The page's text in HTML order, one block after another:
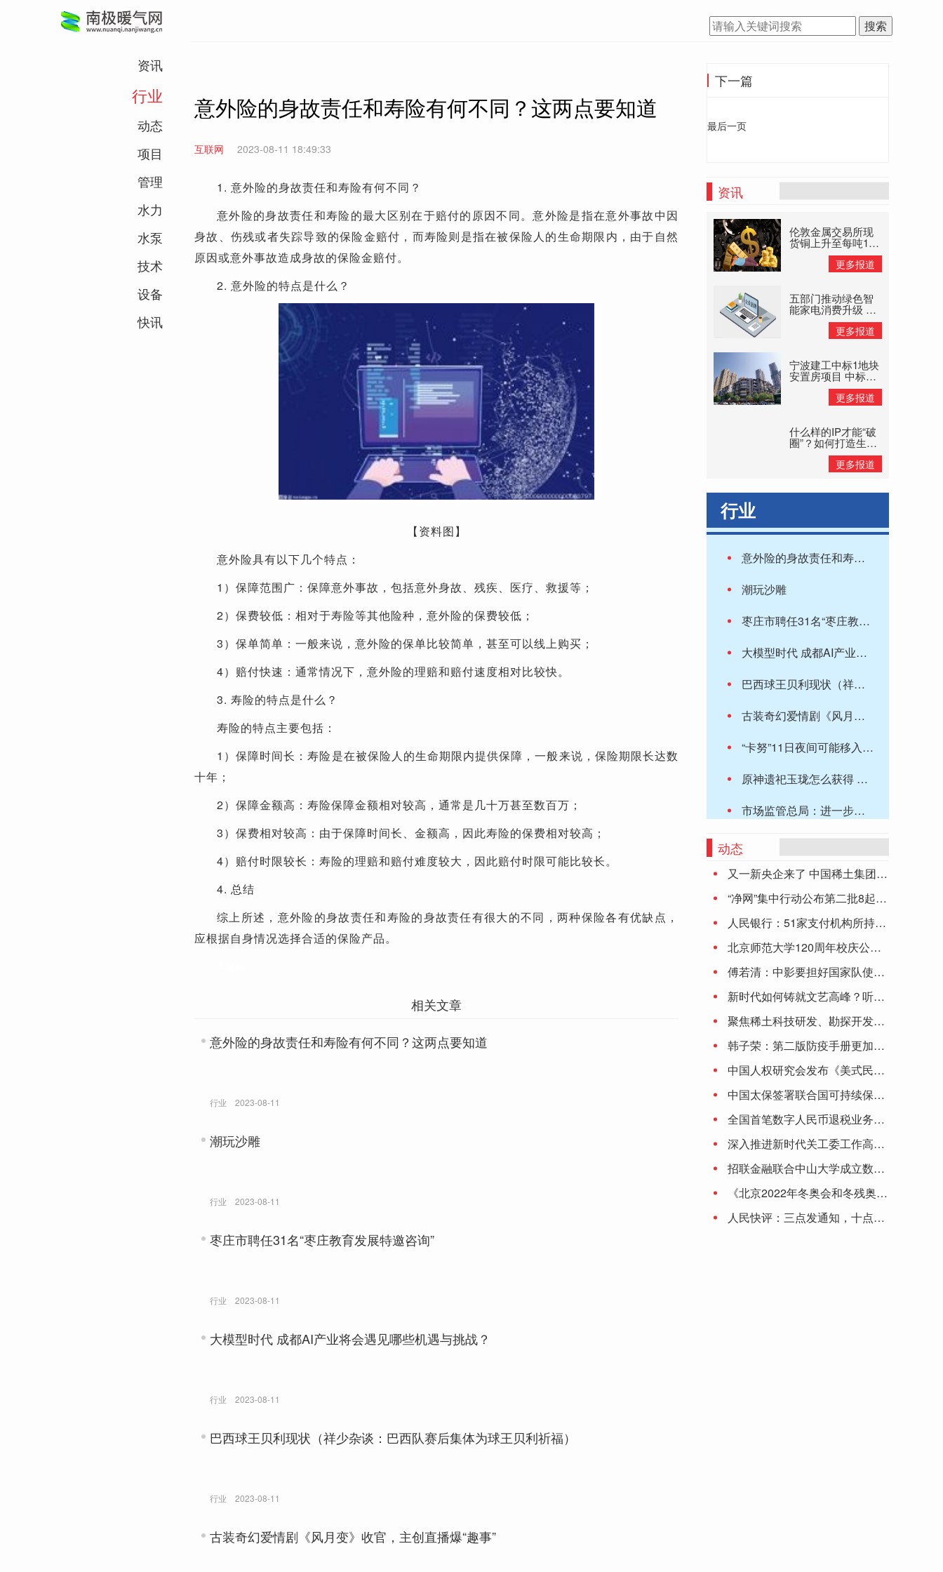
资讯
行业
动态
项目
管理
水力
水泵
技术
设备
快讯
搜索
意外险的身故责任和寿险有何不同？这两点要知道
互联网 2023-08-11 18:49:33
1. 意外险的身故责任和寿险有何不同？
意外险的身故责任和寿险的最大区别在于赔付的原因不同。意外险是指在意外事故中因
身故、伤残或者失踪导致的保险金赔付，而寿险则是指在被保险人的生命期限内，由于自然
原因或意外事故造成身故的保险金赔付。
2. 意外险的特点是什么？
【资料图】
意外险具有以下几个特点：
1）保障范围广：保障意外事故，包括意外身故、残疾、医疗、救援等；
2）保费较低：相对于寿险等其他险种，意外险的保费较低；
3）保单简单：一般来说，意外险的保单比较简单，甚至可以线上购买；
4）赔付快速：通常情况下，意外险的理赔和赔付速度相对比较快。
3. 寿险的特点是什么？
寿险的特点主要包括：
1）保障时间长：寿险是在被保险人的生命期限内提供保障，一般来说，保险期限长达数
十年；
2）保障金额高：寿险保障金额相对较高，通常是几十万甚至数百万；
3）保费相对较高：由于保障时间长、金额高，因此寿险的保费相对较高；
4）赔付时限较长：寿险的理赔和赔付难度较大，因此赔付时限可能比较长。
4. 总结
综上所述，意外险的身故责任和寿险的身故责任有很大的不同，两种保险各有优缺点，
应根据自身情况选择合适的保险产品。
相关文章
意外险的身故责任和寿险有何不同？这两点要知道
行业 2023-08-11
潮玩沙雕
行业 2023-08-11
枣庄市聘任31名“枣庄教育发展特邀咨询”
行业 2023-08-11
大模型时代 成都AI产业将会遇见哪些机遇与挑战？
行业 2023-08-11
巴西球王贝利现状（祥少杂谈：巴西队赛后集体为球王贝利祈福）
行业 2023-08-11
古装奇幻爱情剧《风月变》收官，主创直播爆“趣事”
下一篇
最后一页
资讯
伦敦金属交易所现
货铜上升至每吨145
美元高位 大宗商品
更多报道
五部门推动绿色智
能家电消费升级 以
旧换新补贴惠民
更多报道
宁波建工中标1地块
安置房项目 中标价
格8.11亿元
更多报道
什么样的IP才能“破
圈”？如何打造生命
力持久的IP？
更多报道
行业
意外险的身故责任和寿险有何不同？这两点要知道
潮玩沙雕
枣庄市聘任31名“枣庄教育发展特邀咨询”
大模型时代 成都AI产业将会遇见哪些机遇与挑战？
巴西球王贝利现状（祥少杂谈：巴西队赛后集体为球王贝利祈福）
古装奇幻爱情剧《风月变》收官，主创直播爆“趣事”
“卡努”11日夜间可能移入我国境内 对我国有什么影响？专家解读→
原神遗祀玉珑怎么获得 原神4.0遗祀玉珑武器获取攻略
市场监管总局：进一步完善反垄断配套规则体系 加强和改进反垄断监管执法
8月11日GDR板块跌幅达2%
永泰县社保个人缴费最低标准2023 永泰县社保个人和公司缴费金额是多少
赛马娘手游国服《闪耀！优俊少女》定档 8 月 30 日公测：iOS 开放预约，B站代理
2023年7月上海市新增5家A股上市企业，434家企业总市值共计83776.05亿元
蒙环(关于蒙环简述)
动态
又一新央企来了 中国稀土集团正式成立
“净网”集中行动公布第二批8起典型案件
人民银行：51家支付机构所持《支付业务许可证》到期 6家中止审查
北京师范大学120周年校庆公告（第二号）
傅若清：中影要担好国家队使命 让观众更有走进影院的理由
新时代如何铸就文艺高峰？听听陈凯歌、李少红、刘劲、颜丙燕、丁亚平怎么说
聚焦稀土科技研发、勘探开发……中国稀土集团有限公司正式成立
韩子荣：第二版防疫手册更加深化细化 将保持防控措施动态调整的灵活性
中国人权研究会发布《美式民主的局限与弊病》研究报告
中国太保签署联合国可持续保险原则和负责任投资原则
全国首笔数字人民币退税业务落地大连
深入推进新时代关工委工作高质量发展
招联金融联合中山大学成立数字金融研究中心 积极助推数字金融产业生态
《北京2022年冬奥会和冬残奥会防疫手册》提出6项原则：涉奥人员闭环管理 建议接种加强针
人民快评：三点发通知，十点就停止受理，为啥这么赶？